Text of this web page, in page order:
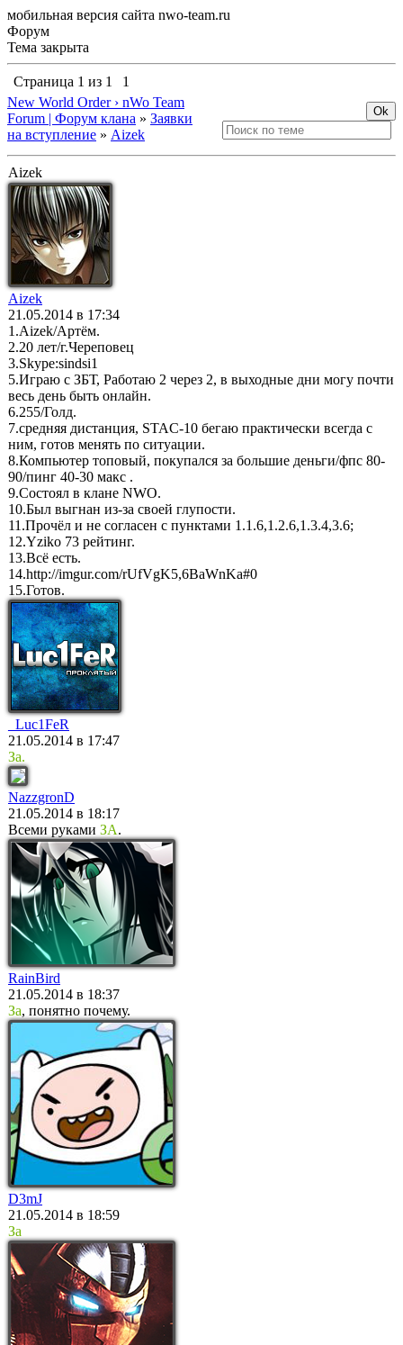
мобильная версия сайта nwo-team.ru
Форум
Тема закрыта
Страница 1 из 1
1
New World Order › nWo Team
Forum | Форум клана » Заявки
на вступление » Aizek
Aizek
Aizek
21.05.2014 в 17:34
1.Aizek/Артём.
2.20 лет/г.Череповец
3.Skype:sindsi1
5.Играю с ЗБТ, Работаю 2 через 2, в выходные дни могу почти
весь день быть онлайн.
6.255/Голд.
7.средняя дистанция, STAC-10 бегаю практически всегда с
ним, готов менять по ситуации.
8.Компьютер топовый, покупался за большие деньги/фпс 80-
90/пинг 40-30 макс .
9.Состоял в клане NWO.
10.Был выгнан из-за своей глупости.
11.Прочёл и не согласен с пунктами 1.1.6,1.2.6,1.3.4,3.6;
12.Yziko 73 рейтинг.
13.Всё есть.
14.http://imgur.com/rUfVgK5,6BaWnKa#0
15.Готов.
_Luc1FeR
21.05.2014 в 17:47
За.
NazzgronD
21.05.2014 в 18:17
Всеми руками ЗА.
RainBird
21.05.2014 в 18:37
За, понятно почему.
D3mJ
21.05.2014 в 18:59
За